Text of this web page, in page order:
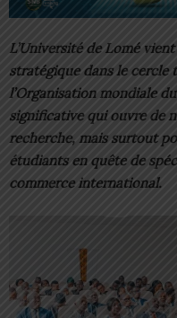
L’Université de Lomé
stratégique dans le cercle
l’Organisation mondiale
significative qui ouvre de
recherche, mais surtout
étudiants en quête de
commerce international.